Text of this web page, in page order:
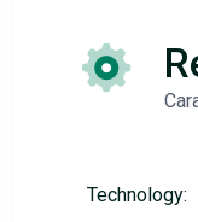
Technology: